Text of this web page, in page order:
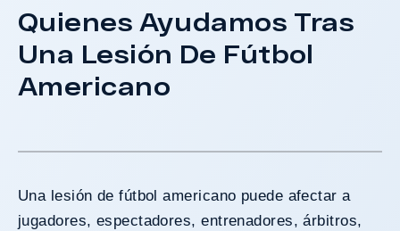
Quienes Ayudamos Tras
Una Lesión De Fútbol
Americano
Una lesión de fútbol americano puede afectar a
jugadores, espectadores, entrenadores, árbitros,